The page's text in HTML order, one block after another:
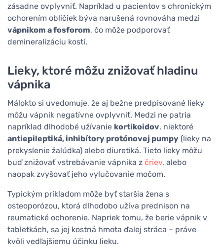
zásadne ovplyvniť. Napríklad u pacientov s chronickým
ochorením obličiek býva narušená rovnováha medzi
vápnikom a fosforom, čo môže podporovať
demineralizáciu kostí.
Lieky, ktoré môžu znižovať hladinu
vápnika
Málokto si uvedomuje, že aj bežne predpisované lieky
môžu vápnik negatívne ovplyvniť. Medzi ne patria
napríklad dlhodobé užívanie kortikoidov, niektoré
antiepileptiká, inhibítory protónovej pumpy (lieky na
prekyslenie žalúdka) alebo diuretiká. Tieto lieky môžu
buď znižovať vstrebávanie vápnika z čriev, alebo
naopak zvyšovať jeho vylučovanie močom.
Typickým príkladom môže byť staršia žena s
osteoporózou, ktorá dlhodobo užíva prednison na
reumatické ochorenie. Napriek tomu, že berie vápnik v
tabletkách, sa jej kostná hmota ďalej stráca – práve
kvôli vedľajšiemu účinku lieku.